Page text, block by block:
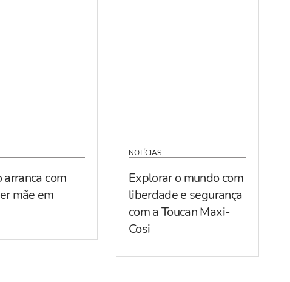
arranca com
mãe em
NOTÍCIAS
Explorar o mundo com
liberdade e segurança
com a Toucan Maxi-
Cosi